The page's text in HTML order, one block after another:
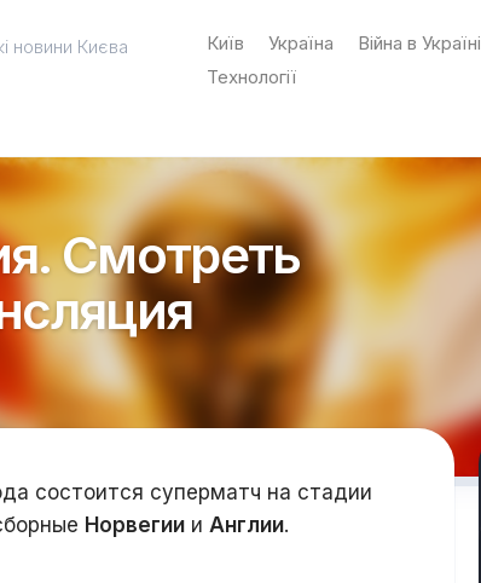
новини Києва
Київ Україна Війна в Україні
Технології
Смотреть
состоится суперматч на стадии
Норвегии и Англии.